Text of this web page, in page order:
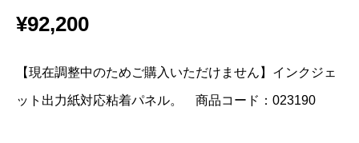
¥92,200
【現在調整中のためご購入いただけません】インクジェ
ット出力紙対応粘着パネル。 商品コード：023190